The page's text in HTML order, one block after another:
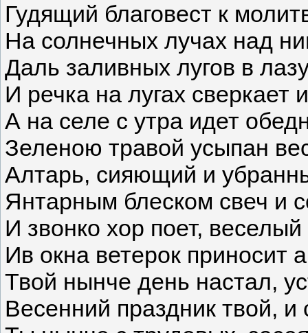
Гудящий благовест к
На солнечных лучах над
Даль заливных лугов в
И речка на лугах сверкает
А на селе с утра идет
Зеленою травой усыпан
Алтарь, сияющий и
Янтарным блеском свеч и
И звонко хор поет,
Ив окна ветерок приносит
Твой нынче день настал,
Весенний праздник твой,